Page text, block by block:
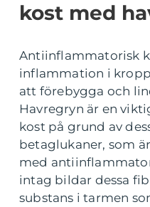
kost med
Antiinflammatorisk
inflammation i
att förebygga och
Havregryn är en
kost på grund av
betaglukaner, som
med
intag bildar dessa
substans i tarmen